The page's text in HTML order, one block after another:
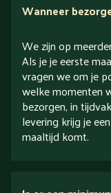
Wanneer
We zijn op
Als je je eerste
vragen we om je
welke momenten
bezorgen, in
levering krijg je
maaltijd komt.